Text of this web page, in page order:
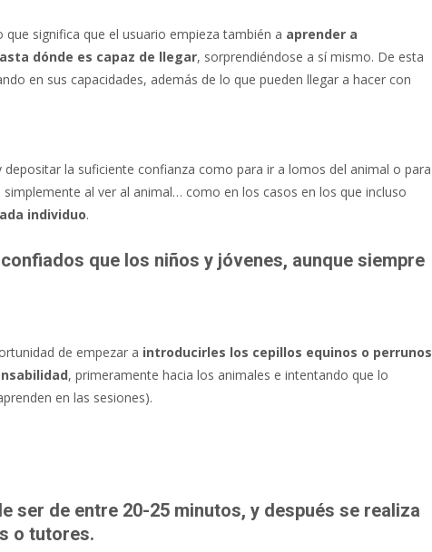
que significa que el usuario empieza también a aprender a
dónde es capaz de llegar, sorprendiéndose a sí mismo. De esta
en sus capacidades, además de lo que pueden llegar a hacer con
la suficiente confianza como para ir a lomos del animal o para
al ver al animal… como en los casos en los que incluso
individuo.
que los niños y jóvenes, aunque siempre
de empezar a introducirles los cepillos equinos o perrunos
, primeramente hacia los animales e intentando que lo
en las sesiones).
ser de entre 20-25 minutos, y después se realiza
o tutores.